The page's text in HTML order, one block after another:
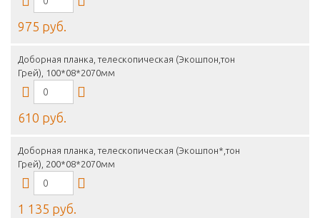
975 руб.
Доборная планка, телескопическая (Экошпон,тон
Грей), 100*08*2070мм
610 руб.
Доборная планка, телескопическая (Экошпон*,тон
Грей), 200*08*2070мм
1 135 руб.